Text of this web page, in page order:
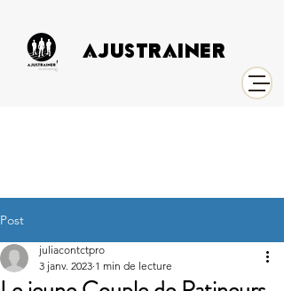
AJUSTRAINER
Post
juliacontctpro
3 janv. 2023 1 min de lecture